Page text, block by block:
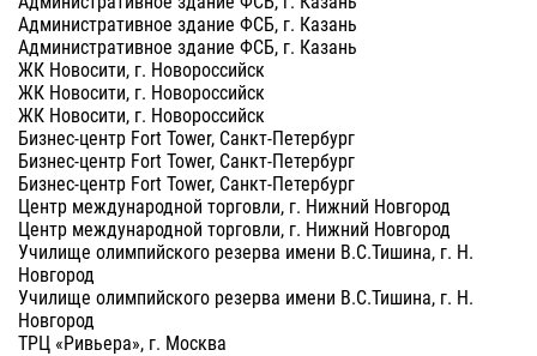
Административное здание ФСБ, г. Казань
Административное здание ФСБ, г. Казань
ЖК Новосити, г. Новороссийск
ЖК Новосити, г. Новороссийск
ЖК Новосити, г. Новороссийск
Бизнес-центр Fort Tower, Санкт-Петербург
Бизнес-центр Fort Tower, Санкт-Петербург
Бизнес-центр Fort Tower, Санкт-Петербург
Центр международной торговли, г. Нижний Новгород
Центр международной торговли, г. Нижний Новгород
Училище олимпийского резерва имени В.С.Тишина, г. Н.
Новгород
Училище олимпийского резерва имени В.С.Тишина, г. Н.
Новгород
ТРЦ «Ривьера», г. Москва